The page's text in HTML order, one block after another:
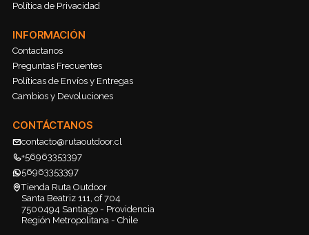
Política de Privacidad
INFORMACIÓN
Contactanos
Preguntas Frecuentes
Políticas de Envíos y Entregas
Cambios y Devoluciones
CONTÁCTANOS
contacto@rutaoutdoor.cl
+56963353397
56963353397
Tienda Ruta Outdoor
Santa Beatriz 111, of 704
7500494 Santiago - Providencia
Región Metropolitana - Chile